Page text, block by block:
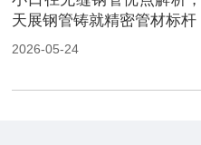
天展钢管铸就精密管材标杆
2026-05-24